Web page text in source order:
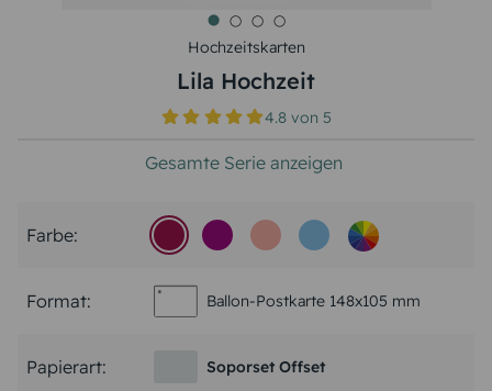
Hochzeitskarten
Lila Hochzeit
4.8 von5
Gesamte Serie anzeigen
Farbe:
Format: Ballon-Postkarte 148x105 mm
Papierart: Soporset Offset